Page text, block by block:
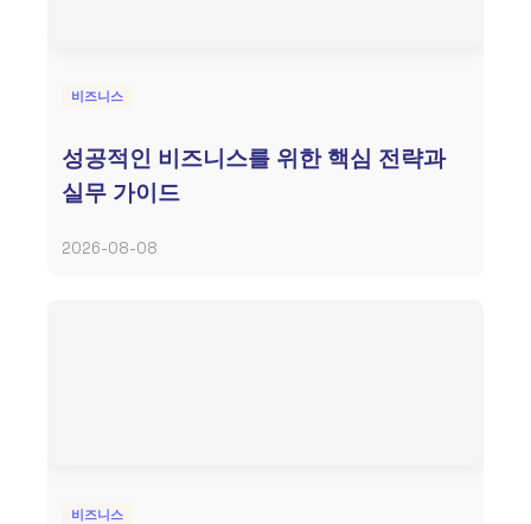
비즈니스
성공적인 비즈니스를 위한 핵심 전략과
실무 가이드
2026-08-08
비즈니스